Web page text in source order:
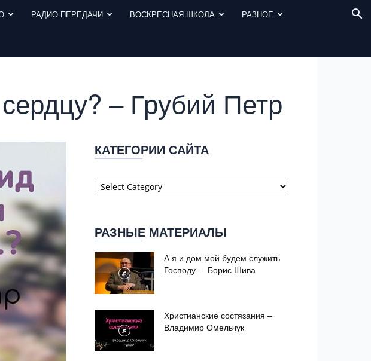
РАДИО ПЕРЕДАЧИ ВОСКРЕСНАЯ ШКОЛА РАЗНОЕ
– Грубий Петр
КАТЕГОРИИ САЙТА
Категории
сайта
РАЗНЫЕ МАТЕРИАЛЫ
А я и дом мой будем служить
Господу – Борис Шива
Христианские состязания –
Владимир Омельчук